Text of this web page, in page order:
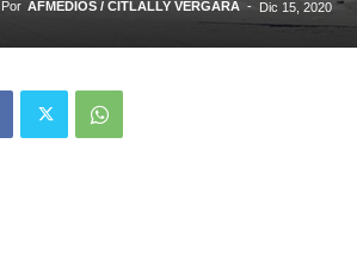
Por AFMEDIOS / CITLALLY VERGARA - Dic 15, 2020